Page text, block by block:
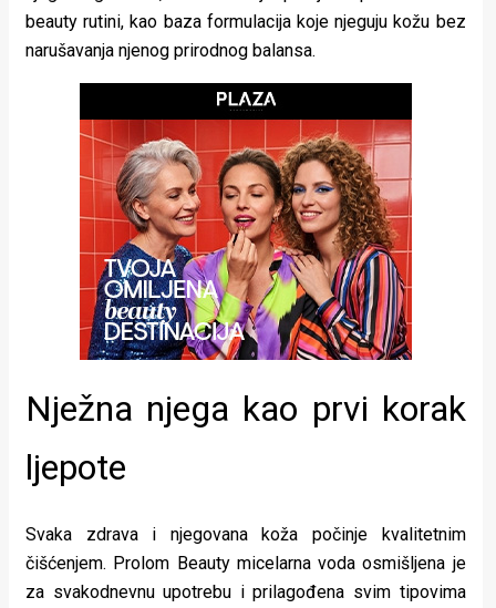
rade
Urban
Aktivizam
Aktuelnosti
beauty rutini, kao baza formulacija koje njeguju kožu bez
narušavanja njenog prirodnog balansa.
Nježna njega kao prvi korak
ljepote
Svaka zdrava i njegovana koža počinje kvalitetnim
čišćenjem. Prolom Beauty micelarna voda osmišljena je
za svakodnevnu upotrebu i prilagođena svim tipovima